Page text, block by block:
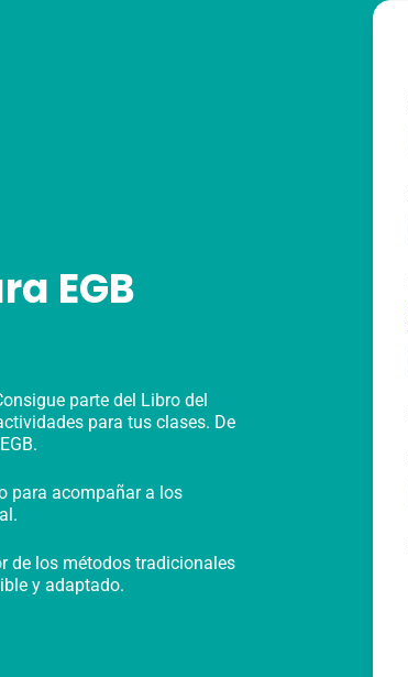
EGB
parte del Libro del
para tus clases. De
para acompañar a los
de los métodos tradicionales
y adaptado.